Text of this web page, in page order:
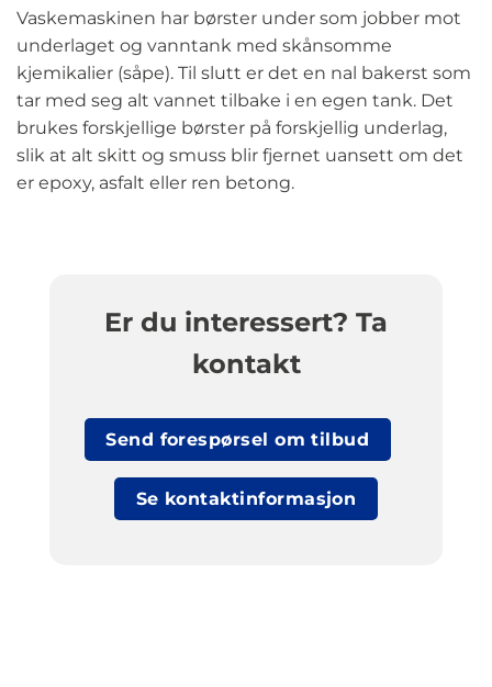
Vaskemaskinen har børster under som jobber mot
underlaget og vanntank med skånsomme
kjemikalier (såpe). Til slutt er det en nal bakerst som
tar med seg alt vannet tilbake i en egen tank. Det
brukes forskjellige børster på forskjellig underlag,
slik at alt skitt og smuss blir fjernet uansett om det
er epoxy, asfalt eller ren betong.
Er du interessert? Ta
kontakt
Send forespørsel om tilbud
Se kontaktinformasjon